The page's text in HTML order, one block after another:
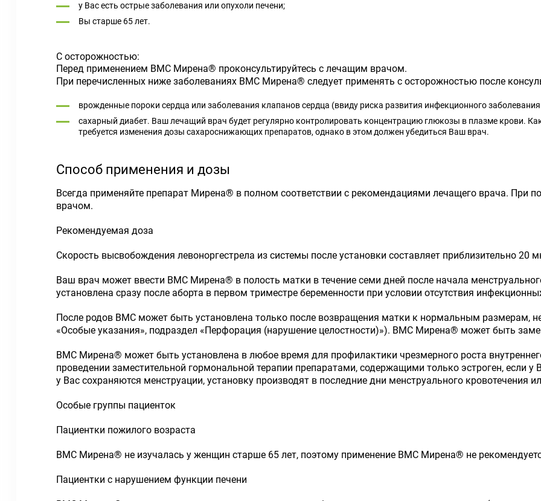
у Вас есть острые заболевания или опухоли печени;
Вы старше 65 лет.
С осторожностью:
Перед применением ВМС Мирена® проконсультируйтесь с лечащим врачом.
При перечисленных ниже заболеваниях ВМС Мирена® следует применять с осторожностью после
врожденные пороки сердца или заболевания клапанов сердца (ввиду риска развития инфекционного
сахарный диабет. Ваш лечащий врач будет регулярно контролировать концентрацию глюкозы в плазме крови.
требуется изменения дозы сахароснижающих препаратов, однако в этом должен убедиться Ваш врач.
Способ применения и дозы
Всегда применяйте препарат Мирена® в полном соответствии с рекомендациями лечащего врача. При
врачом.
Рекомендуемая доза
Скорость высвобождения левоноргестрела из системы после установки составляет приблизительно 20
Ваш врач может ввести ВМС Мирена® в полость матки в течение семи дней после начала
установлена сразу после аборта в первом триместре беременности при условии отсутствия
После родов ВМС может быть установлена только после возвращения матки к нормальным размерам,
«Особые указания», подраздел «Перфорация (нарушение целостности)»). ВМС Мирена® может быть
ВМС Мирена® может быть установлена в любое время для профилактики чрезмерного роста
проведении заместительной гормональной терапии препаратами, содержащими только эстроген, если у
у Вас сохраняются менструации, установку производят в последние дни менструального кровотечения
Особые группы пациенток
Пациентки пожилого возраста
ВМС Мирена® не изучалась у женщин старше 65 лет, поэтому применение ВМС Мирена® не
Пациентки с нарушением функции печени